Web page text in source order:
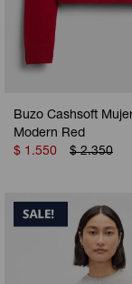
Buzo Cashsoft
Modern Red
$ 1.550 $ 2.350